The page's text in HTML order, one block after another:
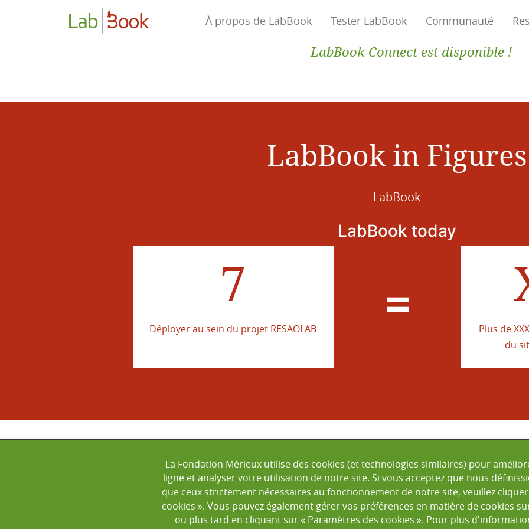
À propos de LabBook Tester LabBook Communauté
LabBook Connect est disponible !
LabBook in Figures
LabBook
LabBook today
7
Déployer au sein du projet RESAOLAB =
Plus de
du
MENTIONS LÉGALES POLITIQUE DE CONFIDENTIALITÉ
© 2026 Fondation Mérieux. Tous les droits sont réservés.
La Fondation Mérieux utilise des cookies (et technologies similaires) pour
ligne et analyser votre utilisation de notre site. Si vous acceptez que nous
que ceux strictement nécessaires au fonctionnement de notre site, veuillez
cookies ». Vous pouvez également gérer vos préférences en matière de cookies
ou plus tard en cliquant sur « Paramètres des cookies ». Pour plus